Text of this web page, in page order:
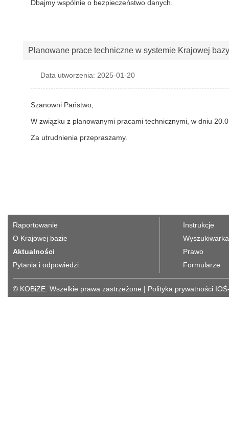
Dbajmy wspólnie o bezpieczeństwo danych.
Planowane prace techniczne w systemie Krajowej bazy
Data utworzenia: 2025-01-20
Szanowni Państwo,
W związku z planowanymi pracami technicznymi, w dniu
Za utrudnienia przepraszamy.
Raportowanie
O Krajowej bazie
Aktualności
Pytania i odpowiedzi
Instrukcje
Prawo
Formularze
© KOBiZE. Wszelkie prawa zastrzeżone | Polityka prywatności